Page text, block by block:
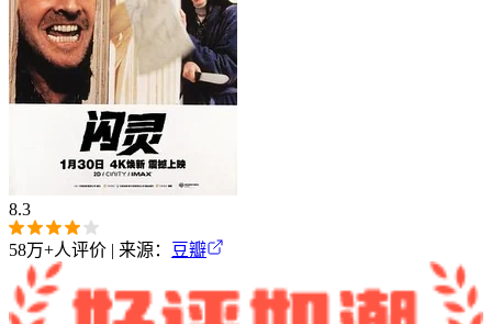
8.3
58万+人评价 | 来源： 豆瓣